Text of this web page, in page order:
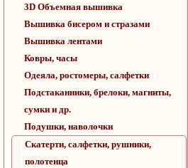
3D Объемная вышивка
Вышивка бисером и стразами
Вышивка лентами
Ковры, часы
Одеяла, ростомеры, салфетки
Подстаканники, брелоки, магниты,
сумки и др.
Подушки, наволочки
Скатерти, салфетки, рушники,
полотенца